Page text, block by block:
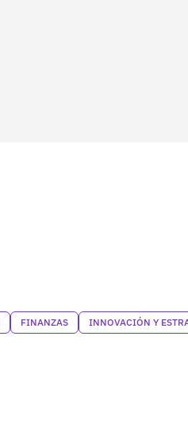
FINANZAS INNOVACIÓN Y